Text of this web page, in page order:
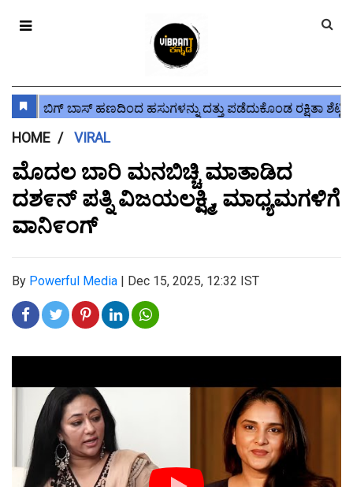
HOME VIRAL
ಮೊದಲ ಬಾರಿ ಮನಬಿಚ್ಚಿ ಮಾತಾಡಿದ
ದಶ೯ನ್ ಪತ್ನಿ ವಿಜಯಲಕ್ಷ್ಮಿ, ಮಾಧ್ಯಮಗಳಿಗೆ
ವಾನಿ೯ಂಗ್
By Powerful Media | Dec 15, 2025, 12:32 IST